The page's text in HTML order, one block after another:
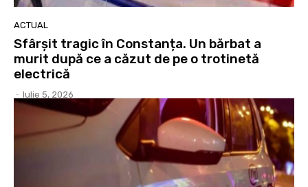
ACTUAL
Sfârșit tragic în Constanța. Un bărbat a
murit după ce a căzut de pe o trotinetă
electrică
- Iulie 5, 2026